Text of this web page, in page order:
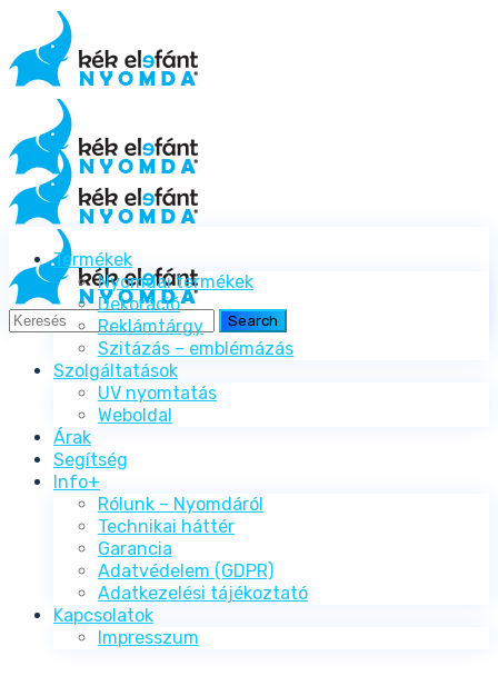
Termékek
Nyomdai termékek
Dekoráció
Reklámtárgy
Szitázás – emblémázás
Szolgáltatások
UV nyomtatás
Weboldal
Árak
Segítség
Info+
Rólunk – Nyomdáról
Technikai háttér
Garancia
Adatvédelem (GDPR)
Adatkezelési tájékoztató
Kapcsolatok
Impresszum